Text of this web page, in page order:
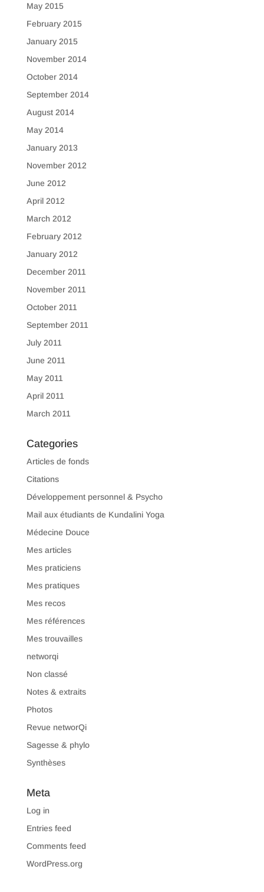
May 2015
February 2015
January 2015
November 2014
October 2014
September 2014
August 2014
May 2014
January 2013
November 2012
June 2012
April 2012
March 2012
February 2012
January 2012
December 2011
November 2011
October 2011
September 2011
July 2011
June 2011
May 2011
April 2011
March 2011
Categories
Articles de fonds
Citations
Développement personnel & Psycho
Mail aux étudiants de Kundalini Yoga
Médecine Douce
Mes articles
Mes praticiens
Mes pratiques
Mes recos
Mes références
Mes trouvailles
networqi
Non classé
Notes & extraits
Photos
Revue networQi
Sagesse & phylo
Synthèses
Meta
Log in
Entries feed
Comments feed
WordPress.org